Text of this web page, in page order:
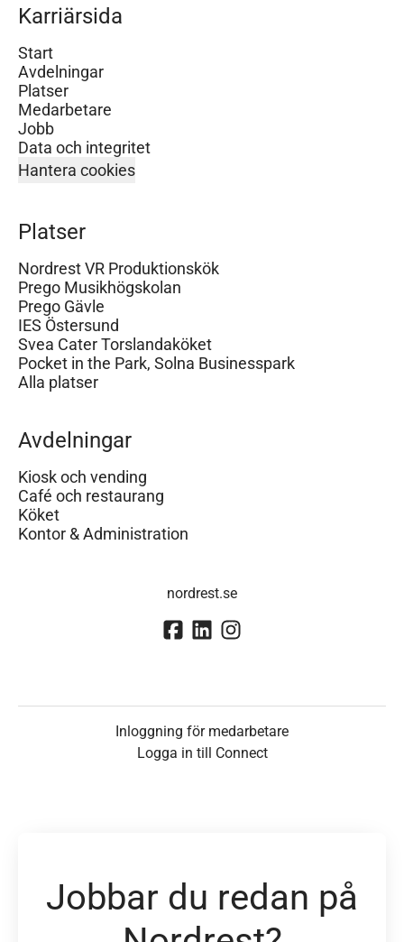
Karriärsida
Start
Avdelningar
Platser
Medarbetare
Jobb
Data och integritet
Hantera cookies
Platser
Nordrest VR Produktionskök
Prego Musikhögskolan
Prego Gävle
IES Östersund
Svea Cater Torslandaköket
Pocket in the Park, Solna Businesspark
Alla platser
Avdelningar
Kiosk och vending
Café och restaurang
Köket
Kontor & Administration
nordrest.se
Inloggning för medarbetare
Logga in till Connect
Jobbar du redan på